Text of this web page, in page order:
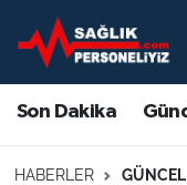
Son Dakika
HABERLER GÜNCEL
Son Dakika
Gündem
Nöbetçi
Hava Durumu